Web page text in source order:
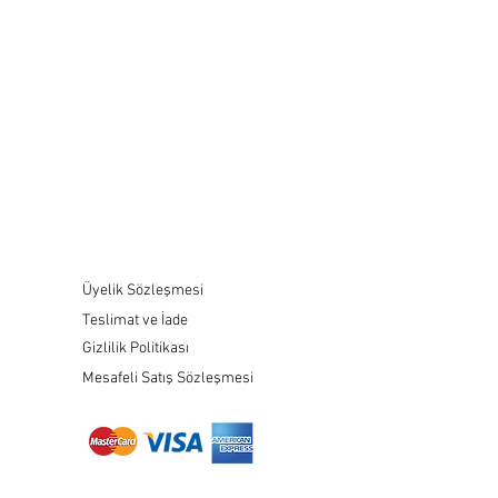
Üyelik Sözleşmesi
Teslimat ve İade
Gizlilik Politikası
Mesafeli Satış Sözleşmesi